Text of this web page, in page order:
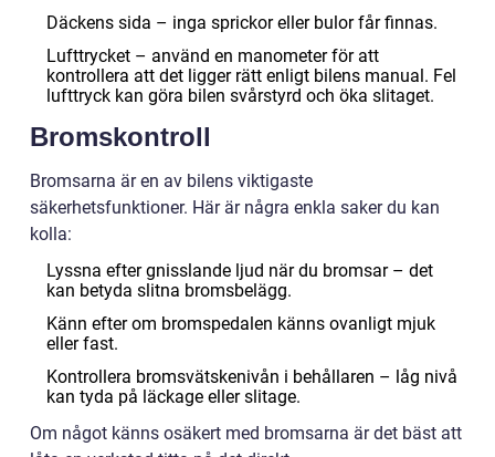
Däckens sida – inga sprickor eller bulor får finnas.
Lufttrycket – använd en manometer för att
kontrollera att det ligger rätt enligt bilens manual. Fel
lufttryck kan göra bilen svårstyrd och öka slitaget.
Bromskontroll
Bromsarna är en av bilens viktigaste
säkerhetsfunktioner. Här är några enkla saker du kan
kolla:
Lyssna efter gnisslande ljud när du bromsar – det
kan betyda slitna bromsbelägg.
Känn efter om bromspedalen känns ovanligt mjuk
eller fast.
Kontrollera bromsvätskenivån i behållaren – låg nivå
kan tyda på läckage eller slitage.
Om något känns osäkert med bromsarna är det bäst att